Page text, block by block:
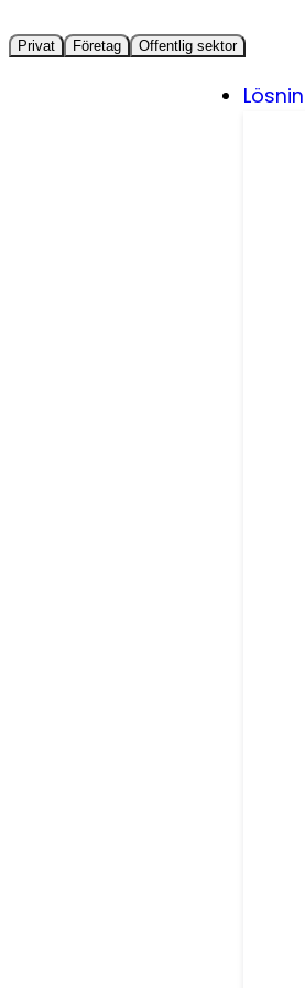
Privat Företag Offentlig sektor